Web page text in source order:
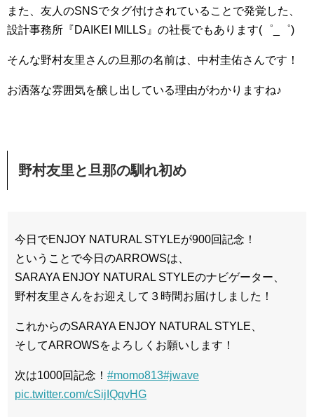
また、友人のSNSでタグ付けされていることで発覚した、
設計事務所『DAIKEI MILLS』の社長でもあります(゜_゜)
そんな野村友里さんの旦那の名前は、中村圭佑さんです！
お洒落な雰囲気を醸し出している理由がわかりますね♪
野村友里と旦那の馴れ初め
今日でENJOY NATURAL STYLEが900回記念！
ということで今日のARROWSは、
SARAYA ENJOY NATURAL STYLEのナビゲーター、
野村友里さんをお迎えして３時間お届けしました！
これからのSARAYA ENJOY NATURAL STYLE、
そしてARROWSをよろしくお願いします！
次は1000回記念！ #momo813#jwave
pic.twitter.com/cSijIQqvHG